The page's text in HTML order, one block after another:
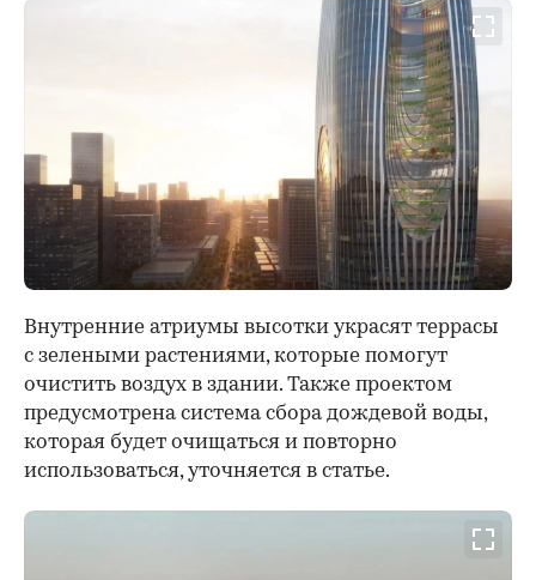
Внутренние атриумы высотки украсят террасы
с зелеными растениями, которые помогут
очистить воздух в здании. Также проектом
предусмотрена система сбора дождевой воды,
которая будет очищаться и повторно
использоваться, уточняется в статье.